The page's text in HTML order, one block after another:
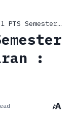
Genap Mata Pelajaran : Matematika
: